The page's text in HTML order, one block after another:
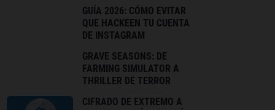
GUÍA 2026: CÓMO EVITAR
QUE HACKEEN TU CUENTA
DE INSTAGRAM
GRAVE SEASONS: DE
FARMING SIMULATOR A
THRILLER DE TERROR
CIFRADO DE EXTREMO A